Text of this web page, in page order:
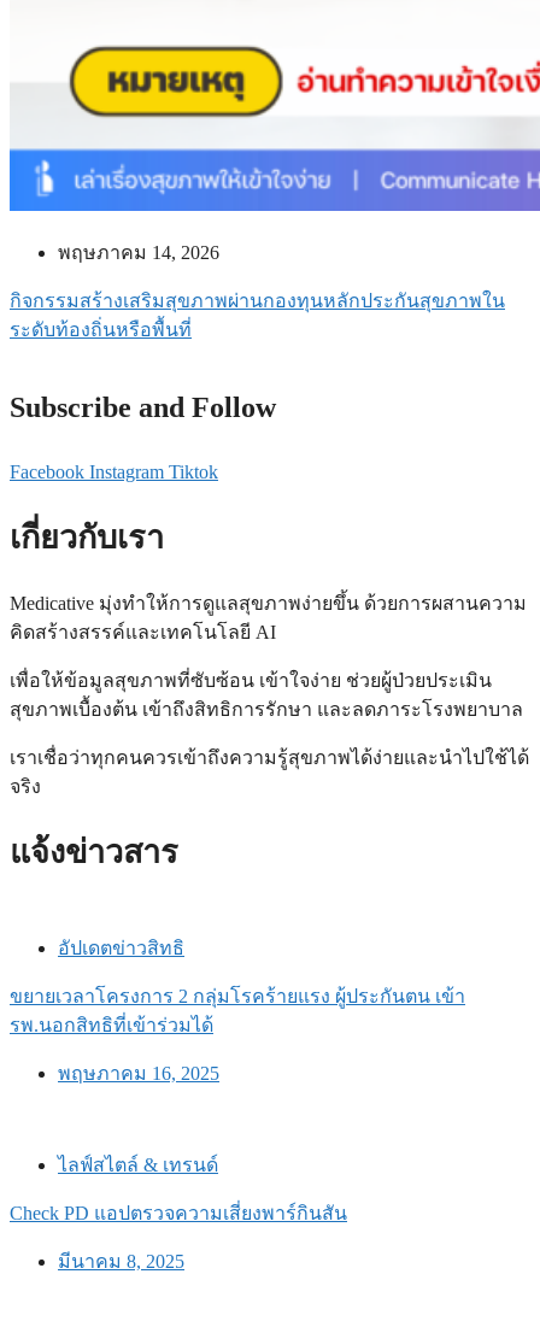
พฤษภาคม 14, 2026
กิจกรรมสร้างเสริมสุขภาพผ่านกองทุนหลักประกันสุขภาพใน
ระดับท้องถิ่นหรือพื้นที่
Subscribe and Follow
Facebook Instagram Tiktok
เกี่ยวกับเรา
Medicative มุ่งทำให้การดูแลสุขภาพง่ายขึ้น ด้วยการผสานความ
คิดสร้างสรรค์และเทคโนโลยี AI
เพื่อให้ข้อมูลสุขภาพที่ซับซ้อน เข้าใจง่าย ช่วยผู้ป่วยประเมิน
สุขภาพเบื้องต้น เข้าถึงสิทธิการรักษา และลดภาระโรงพยาบาล
เราเชื่อว่าทุกคนควรเข้าถึงความรู้สุขภาพได้ง่ายและนำไปใช้ได้
จริง
แจ้งข่าวสาร
อัปเดตข่าวสิทธิ
ขยายเวลาโครงการ 2 กลุ่มโรคร้ายแรง ผู้ประกันตน เข้า
รพ.นอกสิทธิที่เข้าร่วมได้
พฤษภาคม 16, 2025
ไลฟ์สไตล์ & เทรนด์
Check PD แอปตรวจความเสี่ยงพาร์กินสัน
มีนาคม 8, 2025